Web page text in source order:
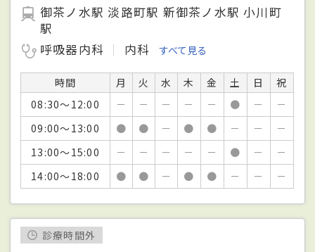
御茶ノ水駅 淡路町駅 新御茶ノ水駅 小川町
駅
呼吸器内科
内科 すべて見る
時間 月 火 水 木 金 土 日
祝
08:30～12:00
－ － － － － ● －
－
09:00～13:00
● ● － ● ● － －
－
13:00～15:00
－ － － － － ● －
－
14:00～18:00
● ● － ● ● － － －
診療時間外